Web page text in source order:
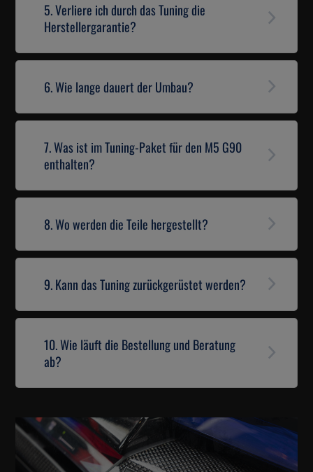
5. Verliere ich durch das Tuning die
Herstellergarantie?
6. Wie lange dauert der Umbau?
7. Was ist im Tuning-Paket für den M5 G90
enthalten?
8. Wo werden die Teile hergestellt?
9. Kann das Tuning zurückgerüstet werden?
10. Wie läuft die Bestellung und Beratung
ab?